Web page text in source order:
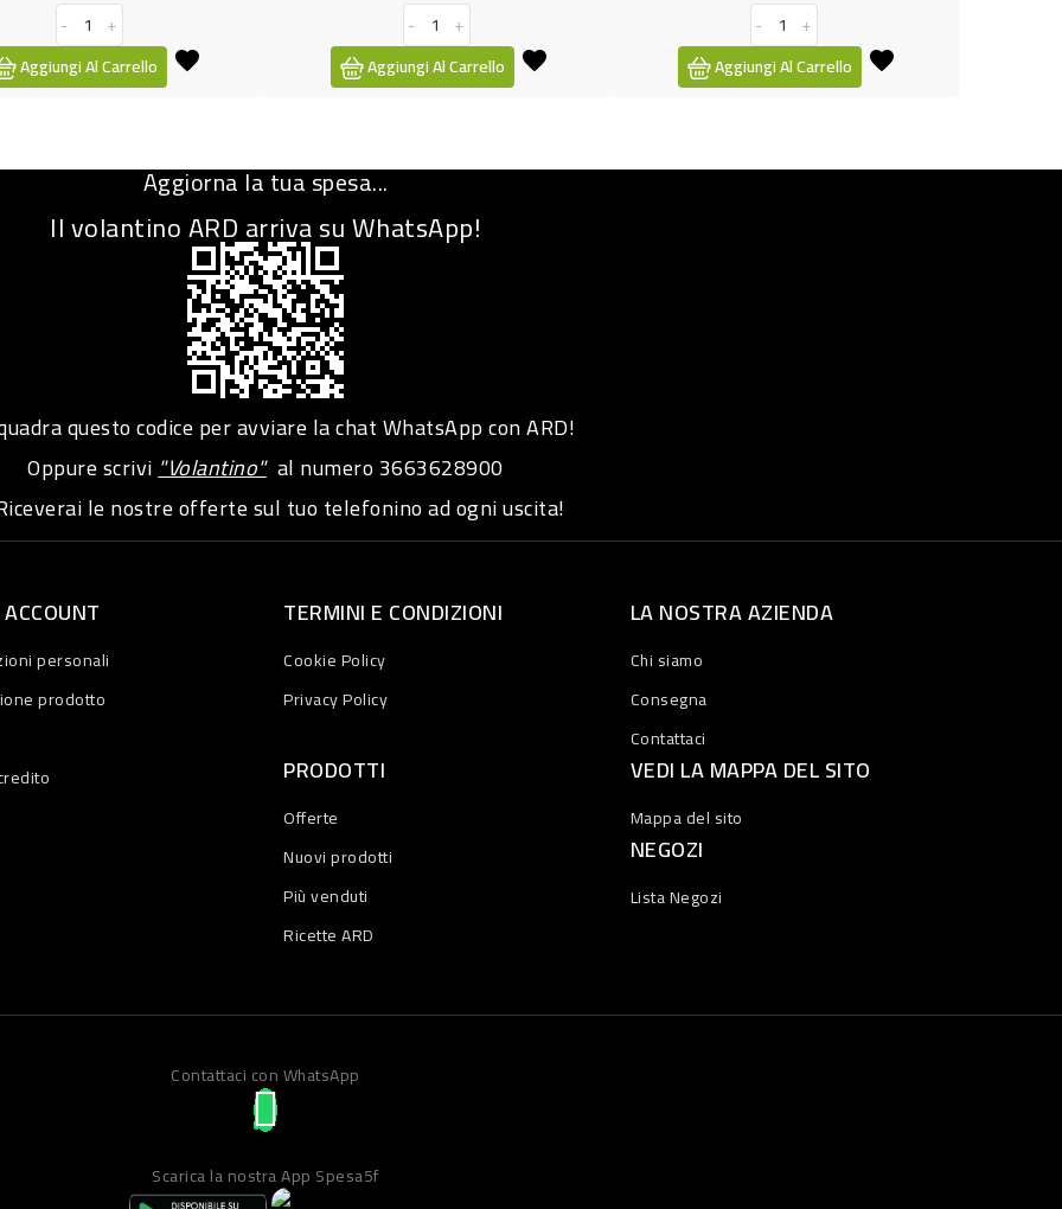
Aggiungi Al Carrello
Aggiungi Al Carrello
Aggiungi Al Carrello
Aggiorna la tua spesa...
Il volantino ARD arriva su WhatsApp!
questo codice per avviare la chat WhatsApp con ARD!
Oppure scrivi"Volantino"al numero3663628900
le nostre offerte sul tuo telefonino ad ogni uscita!
personali
prodotto
TERMINI E CONDIZIONI
Cookie Policy
Privacy Policy
LA NOSTRA AZIENDA
Chi siamo
Consegna
Contattaci
PRODOTTI
Offerte
Nuovi prodotti
Più venduti
Ricette ARD
VEDI LA MAPPA DEL SITO
Mappa del sito
NEGOZI
Lista Negozi
Contattaci con WhatsApp
Scarica la nostra App Spesa5f